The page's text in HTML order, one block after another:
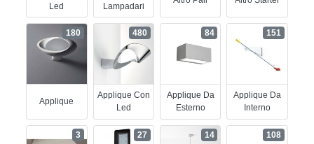
Led Lampadari
Applique
180
Applique Con
Led
480
Applique Da
Esterno
84
Applique Da
Interno
151
3 27 14 108